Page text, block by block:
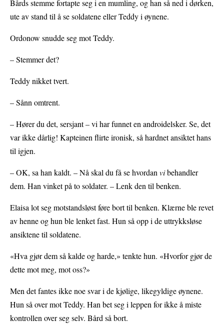
Bårds stemme fortapte seg i en mumling, og han så ned i dørken,
ute av stand til å se soldatene eller Teddy i øynene.
Ordonow snudde seg mot Teddy.
– Stemmer det?
Teddy nikket tvert.
– Sånn omtrent.
– Hører du det, sersjant – vi har funnet en androidelsker. Se, det
var ikke dårlig! Kapteinen flirte ironisk, så hardnet ansiktet hans
til igjen.
– OK, sa han kaldt. – Nå skal du få se hvordan vibehandler
dem. Han vinket på to soldater. – Lenk den til benken.
Elaisa lot seg motstandsløst føre bort til benken. Klærne ble revet
av henne og hun ble lenket fast. Hun så opp i de uttrykksløse
ansiktene til soldatene.
«Hva gjør dem så kalde og harde,» tenkte hun. «Hvorfor gjør de
dette mot meg, mot oss?»
Men det fantes ikke noe svar i de kjølige, likegyldige øynene.
Hun så over mot Teddy. Han bet seg i leppen for ikke å miste
kontrollen over seg selv. Bård så bort.